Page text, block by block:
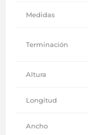
Medidas
Terminación
Altura
Longitud
Ancho